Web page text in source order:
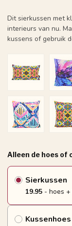
Dit sierkussen met
interieurs van nu.
kussens of gebruik
Alleen de hoes of
Sierkussen
19.95 - hoes
Kussenhoes